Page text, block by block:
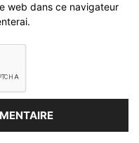
web dans ce navigateur